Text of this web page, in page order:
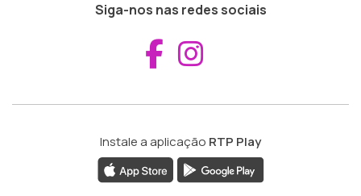
Siga-nos nas redes sociais
Aceder ao
Instale a aplicação RTP Play